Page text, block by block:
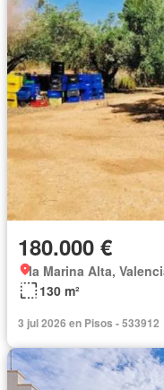
180.000 €
la Marina Alta,
130 m²
3 jul 2026 en Pisos - 533912